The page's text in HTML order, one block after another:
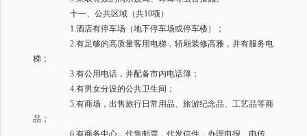
十一、公共区域（共10项）
1.酒店有停车场（地下停车场或停车楼）；
2.有足够的高质量客用电梯，轿厢装修高雅，并有服务电
梯；
3.有公用电话，并配备市内电话簿；
4.有男女分设的公共卫生间；
5.有商场，出售旅行日常用品、旅游纪念品、工艺品等商
品；
6.有商务中心，代售邮票，代发信件，办理电报、电传、